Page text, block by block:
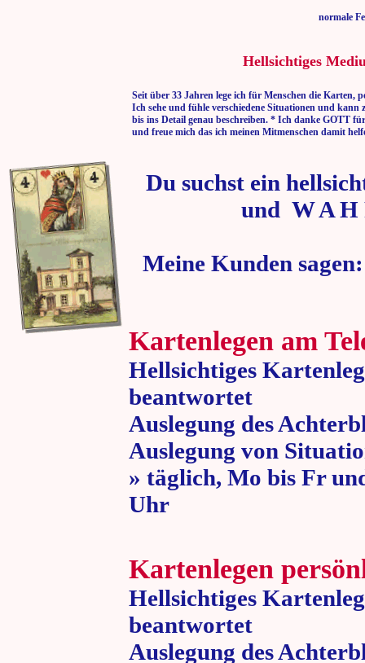
normale
Hellsichtiges
Seit über 33 Jahren lege ich für Menschen die Karten,
Ich sehe und fühle verschiedene Situationen und kann
bis ins Detail genau beschreiben. * Ich danke GOTT
und freue mich das ich meinen Mitmenschen damit
Du suchst ein
und W A H
Meine Kunden
Kartenlegen am
Hellsichtiges
beantwortet
Auslegung des
Auslegung von
» täglich, Mo bis Fr
Uhr » 80
Kartenlegen
Hellsichtiges
beantwortet
Auslegung des